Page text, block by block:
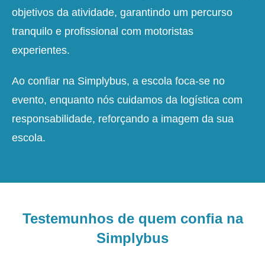
objetivos da atividade, garantindo um percurso
tranquilo e profissional com motoristas
experientes.
Ao confiar na Simplybus, a escola foca-se no
evento, enquanto nós cuidamos da logística com
responsabilidade, reforçando a imagem da sua
escola.
Testemunhos de quem confia na
Simplybus